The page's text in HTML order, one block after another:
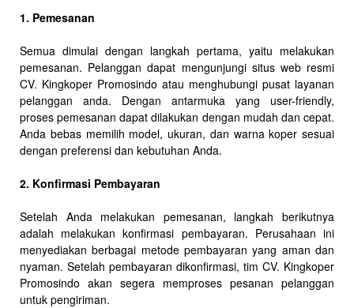
1. Pemesanan
Semua dimulai dengan langkah pertama, yaitu melakukan
pemesanan. Pelanggan dapat mengunjungi situs web resmi
CV. Kingkoper Promosindo atau menghubungi pusat layanan
pelanggan anda. Dengan antarmuka yang user-friendly,
proses pemesanan dapat dilakukan dengan mudah dan cepat.
Anda bebas memilih model, ukuran, dan warna koper sesuai
dengan preferensi dan kebutuhan Anda.
2. Konfirmasi Pembayaran
Setelah Anda melakukan pemesanan, langkah berikutnya
adalah melakukan konfirmasi pembayaran. Perusahaan ini
menyediakan berbagai metode pembayaran yang aman dan
nyaman. Setelah pembayaran dikonfirmasi, tim CV. Kingkoper
Promosindo akan segera memproses pesanan pelanggan
untuk pengiriman.